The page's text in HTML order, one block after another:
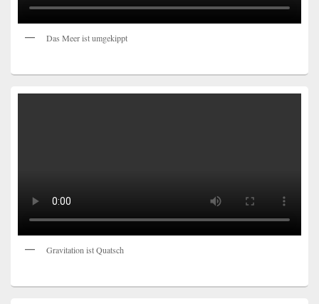
Das Meer ist umgekippt
Gravitation ist Quatsch